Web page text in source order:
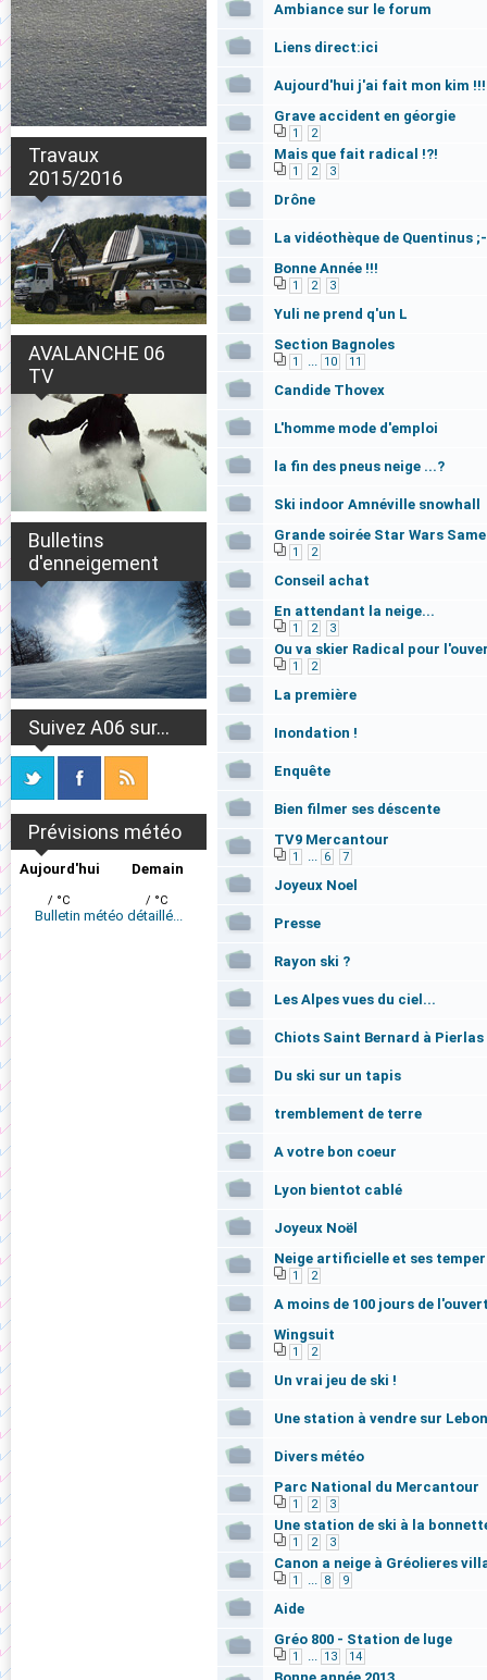
Travaux
2015/2016
AVALANCHE 06
TV
Bulletins
d'enneigement
Suivez A06 sur...
Prévisions météo
Aujourd'hui
/ °C
Demain
/ °C
Bulletin météo détaillé...
Ambiance sur le forum
Liens direct:ici
Aujourd'hui j'ai fait mon kim !!!
Grave accident en géorgie
1 2
Mais que fait radical !?!
1 2 3
Drône
La vidéothèque de Quentinus
Bonne Année !!!
1 2 3
Yuli ne prend q'un L
Section Bagnoles
1 ... 10 11
Candide Thovex
L'homme mode d'emploi
la fin des pneus neige ...?
Ski indoor Amnéville snowhall
Grande soirée Star Wars
1 2
Conseil achat
En attendant la neige...
1 2 3
Ou va skier Radical pour
1 2
La première
Inondation !
Enquête
Bien filmer ses déscente
TV9 Mercantour
1 ... 6 7
Joyeux Noel
Presse
Rayon ski ?
Les Alpes vues du ciel...
Chiots Saint Bernard à Pierlas
Du ski sur un tapis
tremblement de terre
A votre bon coeur
Lyon bientot cablé
Joyeux Noël
Neige artificielle et ses
1 2
A moins de 100 jours de
Wingsuit
1 2
Un vrai jeu de ski !
Une station à vendre sur
Divers météo
Parc National du Mercantour
1 2 3
Une station de ski à la
1 2 3
Canon a neige à Gréolieres
1 ... 8 9
Aide
Gréo 800 - Station de luge
1 ... 13 14